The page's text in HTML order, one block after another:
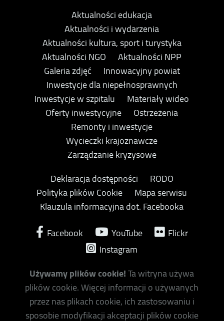
Aktualności edukacja
Aktualności i wydarzenia
Aktualności kultura, sport i turystyka
Aktualności NGO
Aktualności NPP
Galeria zdjęć
Innowacyjny powiat
Inwestycje dla niepełnosprawnych
Inwestycje w szpitalu
Materiały wideo
Oferty inwestycyjne
Ostrzeżenia
Remonty i inwestycje
Wycieczki krajoznawcze
Zarządzanie kryzysowe
Deklaracja dostępności
RODO
Polityka plików Cookie
Mapa serwisu
Klauzula informacyjna dot. Facebooka
Facebook
YouTube
Flickr
Instagram
Używamy plików cookie!Ta witryna używa
plików cookie. Więcej informacji o używanych
przez nas plikach cookie, ich zastosowaniu i
sposobie modyfikacji akceptacji plików cookie